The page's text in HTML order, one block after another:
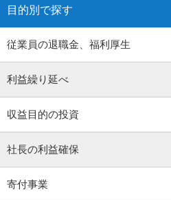
目的別で探す
従業員の退職金、福利厚生
利益繰り延べ
収益目的の投資
社長の利益確保
寄付事業